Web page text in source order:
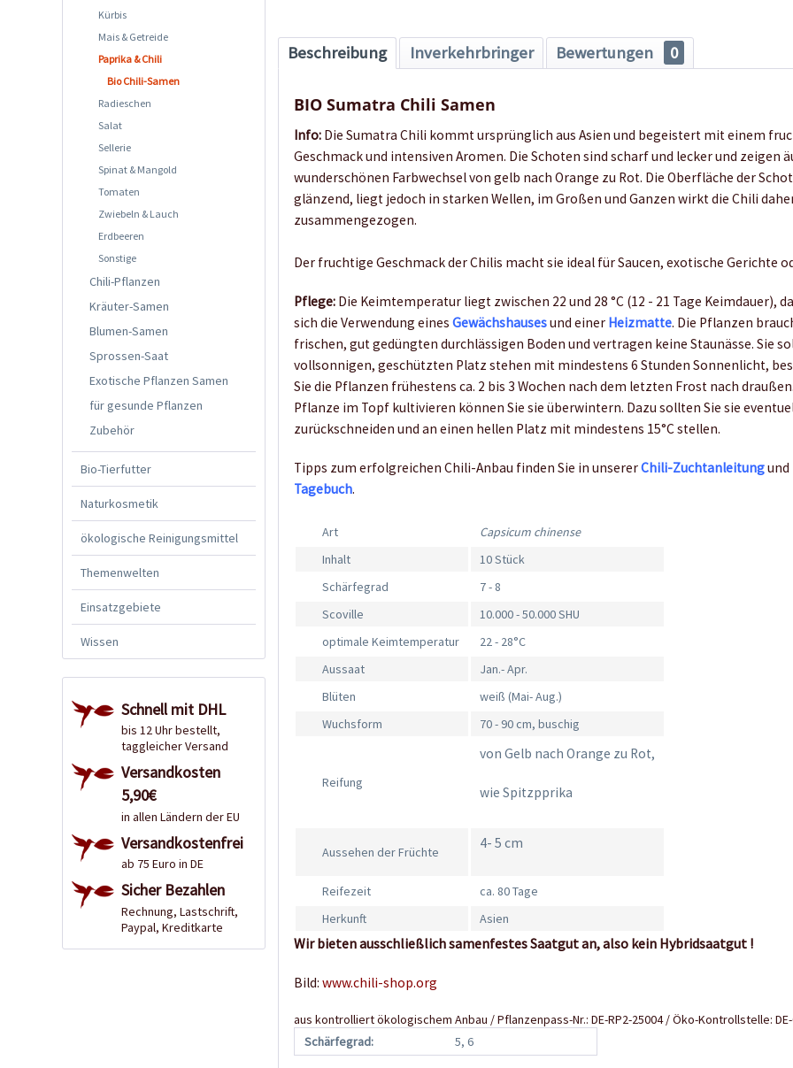
Kürbis
Mais & Getreide
Paprika & Chili
Bio Chili-Samen
Radieschen
Salat
Sellerie
Spinat & Mangold
Tomaten
Zwiebeln & Lauch
Erdbeeren
Sonstige
Chili-Pflanzen
Kräuter-Samen
Blumen-Samen
Sprossen-Saat
Exotische Pflanzen Samen
für gesunde Pflanzen
Zubehör
Bio-Tierfutter
Naturkosmetik
ökologische Reinigungsmittel
Themenwelten
Einsatzgebiete
Wissen
Schnell mit DHL
bis 12 Uhr bestellt,
taggleicher Versand
Versandkosten
5,90€
in allen Ländern der EU
Versandkostenfrei
ab 75 Euro in DE
Sicher Bezahlen
Rechnung, Lastschrift,
Paypal, Kreditkarte
Beschreibung Inverkehrbringer Bewertungen 0
BIO Sumatra Chili Samen
Info: Die Sumatra Chili kommt ursprünglich aus Asien und begeistert mit einem
Geschmack und intensiven Aromen. Die Schoten sind scharf und lecker und zeigen
wunderschönen Farbwechsel von gelb nach Orange zu Rot. Die Oberfläche der
glänzend, liegt jedoch in starken Wellen, im Großen und Ganzen wirkt die Chili
zusammengezogen.
Der fruchtige Geschmack der Chilis macht sie ideal für Saucen, exotische Gerichte
Pflege: Die Keimtemperatur liegt zwischen 22 und 28 °C (12 - 21 Tage Keimdauer),
sich die Verwendung einesGewächshausesund einer Heizmatte. Die Pflanzen
frischen, gut gedüngten durchlässigen Boden und vertragen keine Staunässe. Sie
vollsonnigen, geschützten Platz stehen mit mindestens 6 Stunden Sonnenlicht,
Sie die Pflanzen frühestens ca. 2 bis 3 Wochen nach dem letzten Frost nach
Pflanze im Topf kultivieren können Sie sie überwintern. Dazu sollten Sie sie
zurückschneiden und an einen hellen Platz mit mindestens 15°C stellen.
Tipps zum erfolgreichen Chili-Anbau finden Sie in unsererChili-Zuchtanleitung
Tagebuch.
Art
Capsicum chinense
Inhalt
10 Stück
Schärfegrad
7 - 8
Scoville
10.000 - 50.000 SHU
optimale Keimtemperatur
22 - 28°C
Aussaat
Jan.- Apr.
Blüten
weiß (Mai- Aug.)
Wuchsform
70 - 90 cm, buschig
Reifung
von Gelb nach Orange zu Rot,
wie Spitzpprika
Aussehen der Früchte
4- 5 cm
Reifezeit
ca. 80 Tage
Herkunft
Asien
Wir bieten ausschließlich samenfestes Saatgut an, also kein Hybridsaatgut !
Bild:www.chili-shop.org
aus kontrolliert ökologischem Anbau / Pflanzenpass-Nr.: DE-RP2-25004 / Öko-Kontrollstelle:
Schärfegrad:
5, 6